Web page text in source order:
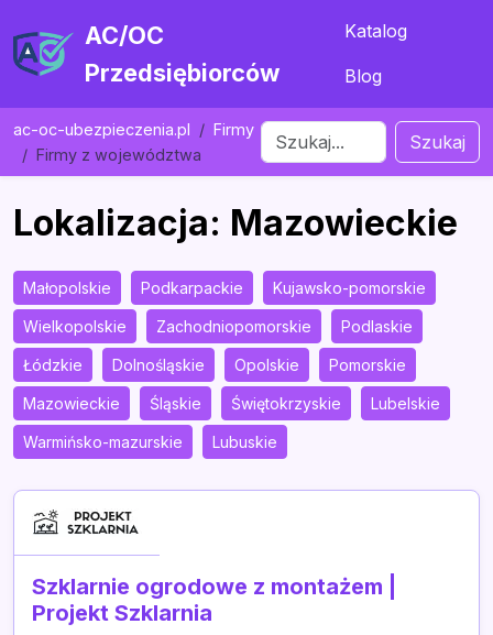
AC/OC
Przedsiębiorców
Katalog
Blog
ac-oc-ubezpieczenia.pl
Firmy
Firmy z województwa
Szukaj
Lokalizacja: Mazowieckie
Małopolskie Podkarpackie Kujawsko-pomorskie
Wielkopolskie Zachodniopomorskie Podlaskie
Łódzkie Dolnośląskie Opolskie Pomorskie
Mazowieckie Śląskie Świętokrzyskie Lubelskie
Warmińsko-mazurskie Lubuskie
Szklarnie ogrodowe z montażem |
Projekt Szklarnia